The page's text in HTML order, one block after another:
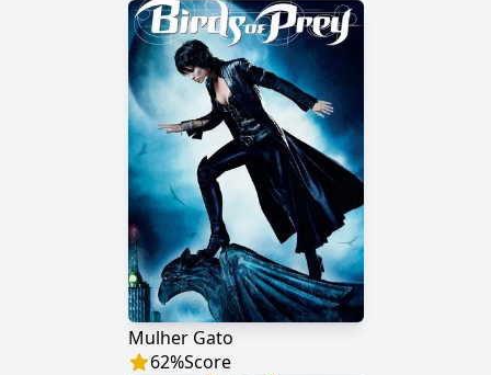
Mulher Gato
62%Score